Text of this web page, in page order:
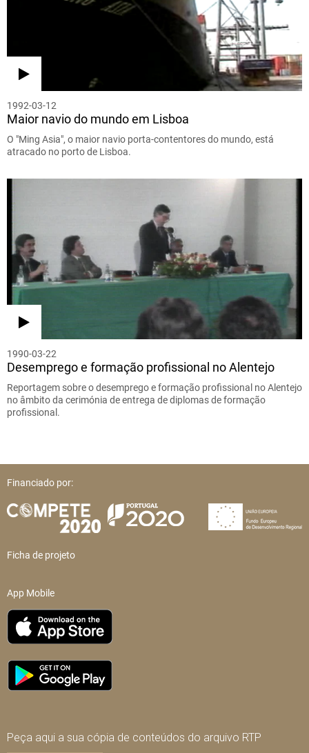
1992-03-12
Maior navio do mundo em Lisboa
O "Ming Asia", o maior navio porta-contentores do mundo, está
atracado no porto de Lisboa.
1990-03-22
Desemprego e formação profissional no Alentejo
Reportagem sobre o desemprego e formação profissional no Alentejo
no âmbito da cerimónia de entrega de diplomas de formação
profissional.
Financiado por:
Ficha de projeto
App Mobile
Peça aqui a sua cópia de conteúdos do arquivo RTP